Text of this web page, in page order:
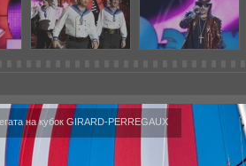
на кубок GIRARD-PERREGAUX